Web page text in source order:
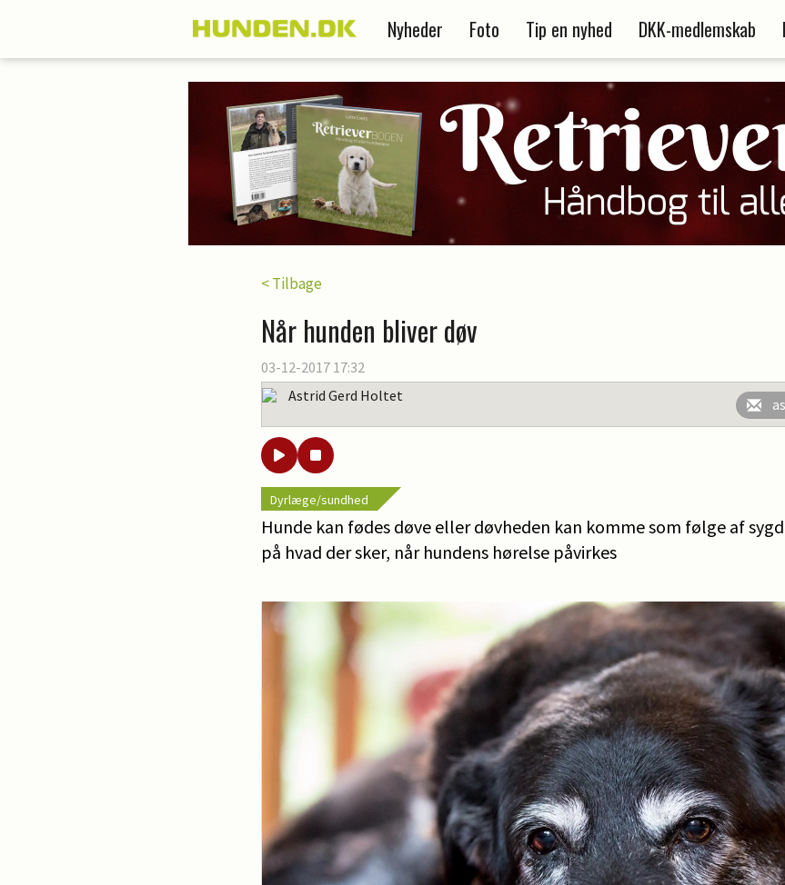
Nyheder Foto Tip en nyhed DKK-medlemskab
< Tilbage
Når hunden bliver døv
03-12-2017 17:32
Astrid Gerd Holtet
Dyrlæge/sundhed
Hunde kan fødes døve eller døvheden kan komme som følge af
på hvad der sker, når hundens hørelse påvirkes